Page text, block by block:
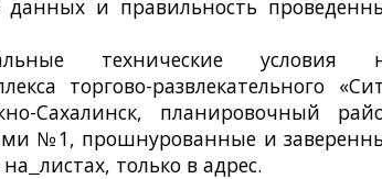
данных и правильность
условия
торгово-развлекательного
Сахалинск, планировочный
№1, прошнурованные и
листах, только в адрес.